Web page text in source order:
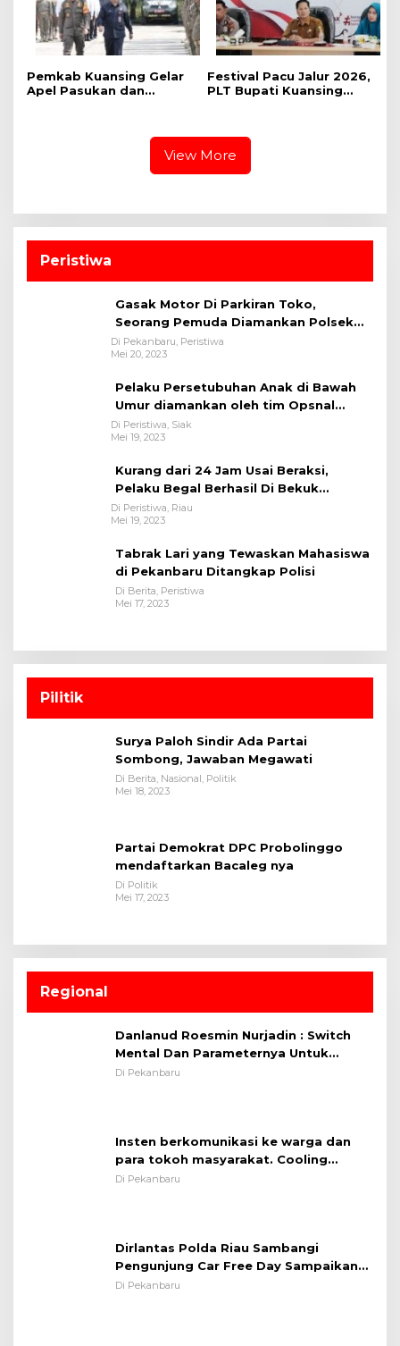
Pemkab Kuansing Gelar
Apel Pasukan dan
Festival Pacu Jalur 2026,
PLT Bupati Kuansing
View More
Peristiwa
Gasak Motor Di Parkiran Toko,
Seorang Pemuda Diamankan Polsek
Bukit Raya
Di Pekanbaru, Peristiwa
Mei 20, 2023
Pelaku Persetubuhan Anak di Bawah
Umur diamankan oleh tim Opsnal
Polsek Tualang-Polres Siak-Polda Riau
Di Peristiwa, Siak
Mei 19, 2023
Kurang dari 24 Jam Usai Beraksi,
Pelaku Begal Berhasil Di Bekuk
Satreskrim Polres Kuansing
Di Peristiwa, Riau
Mei 19, 2023
Tabrak Lari yang Tewaskan Mahasiswa
di Pekanbaru Ditangkap Polisi
Di Berita, Peristiwa
Mei 17, 2023
Pilitik
Surya Paloh Sindir Ada Partai
Sombong, Jawaban Megawati
Di Berita, Nasional, Politik
Mei 18, 2023
Partai Demokrat DPC Probolinggo
mendaftarkan Bacaleg nya
Di Politik
Mei 17, 2023
Regional
Danlanud Roesmin Nurjadin : Switch
Mental Dan Parameternya Untuk
Melaksanakan ✈
Di Pekanbaru
Insten berkomunikasi ke warga dan
para tokoh masyarakat. Cooling
System OMP LK ²024 Polsek Rumbai,
Di Pekanbaru
Dirlantas Polda Riau Sambangi
Pengunjung Car Free Day Sampaikan
Pesan Edukasi Kamtibmas &
Di Pekanbaru